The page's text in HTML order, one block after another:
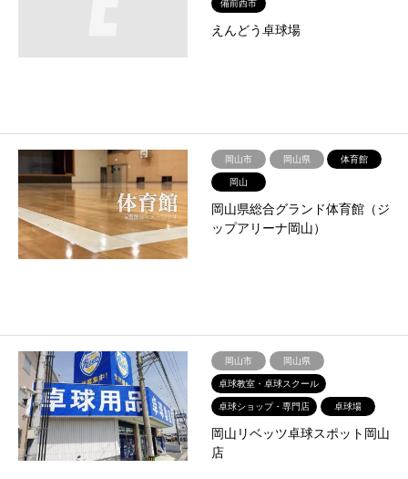
備前西市
えんどう卓球場
岡山市 岡山県
体育館
岡山
岡山県総合グランド体育館（ジ
ップアリーナ岡山）
岡山市
岡山県
卓球教室・卓球スクール
卓球ショップ・専門店
卓球場
岡山リベッツ卓球スポット岡山
店